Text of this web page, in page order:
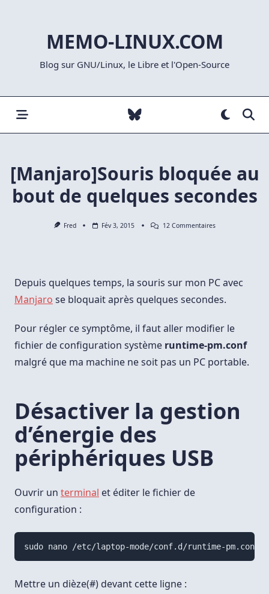
MEMO-LINUX.COM
Blog sur GNU/Linux, le Libre et l'Open-Source
[Manjaro]Souris bloquée au
bout de quelques secondes
Fred Fév 3, 2015 12 CommentairesSur
Quelques
Secondes
Depuis quelques temps, la souris sur mon PC avec
Manjaro se bloquait après quelques secondes.
Pour régler ce symptôme, il faut aller modifier le
fichier de configuration système runtime-pm.conf
malgré que ma machine ne soit pas un PC portable.
Désactiver la gestion
d’énergie des
périphériques USB
Ouvrir un terminal et éditer le fichier de
configuration :
Mettre un dièze(#) devant cette ligne :